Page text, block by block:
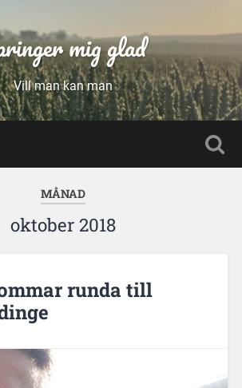
mig glad
Vill man kan man
MÅNAD
oktober 2018
runda till